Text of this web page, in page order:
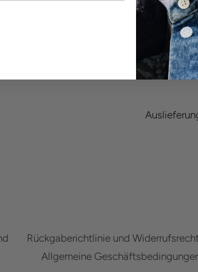
Mit der
Länge:
Rückgaberichtlinie und
Allgemeine